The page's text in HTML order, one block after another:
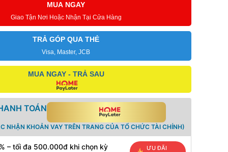
MUA NGAY
Giao Tận Nơi Hoặc Nhận Tại Cửa Hàng
TRẢ GÓP QUA THẺ
Visa, Master, JCB
MUA NGAY - TRẢ SAU
TOÁN
NHẬN KHOẢN VAY TRÊN TRANG CỦA TỔ CHỨC TÀI CHÍNH)
– tối đa 500.000đ khi chọn kỳ
ƯU ĐÃI